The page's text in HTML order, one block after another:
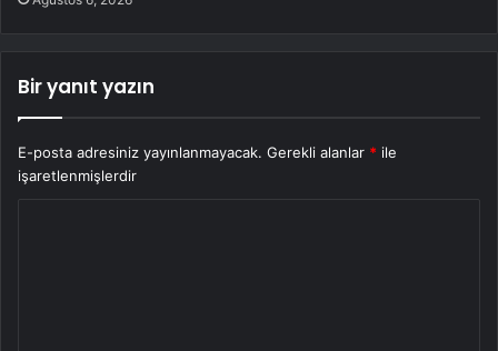
Bir yanıt yazın
E-posta adresiniz yayınlanmayacak. Gerekli alanlar * ile
işaretlenmişlerdir